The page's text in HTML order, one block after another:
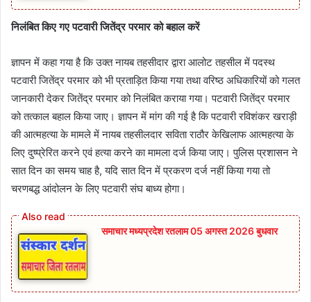
निलंबित किए गए पटवारी जितेंद्र परमार को बहाल करें
ज्ञापन में कहा गया है कि उक्त नायब तहसीदार द्वारा आलोट तहसील में पदस्थ
पटवारी जितेंद्र परमार को भी प्रताड़ित किया गया तथा वरिष्ठ अधिकारियों को गलत
जानकारी देकर जितेंद्र परमार को निलंबित कराया गया। पटवारी जितेंद्र परमार
को तत्काल बहाल किया जाए। ज्ञापन में मांग की गई है कि पटवारी रविशंकर खराड़ी
की आत्महत्या के मामले में नायब तहसीलदार सविता राठौर केखिलाफ आत्महत्या के
लिए दुष्प्रेरित करने एवं हत्या करने का मामला दर्ज किया जाए। पुलिस प्रशासन ने
सात दिन का समय चाह है, यदि सात दिन में प्रकरण दर्ज नहीं किया गया तो
चरणबद्ध आंदोलन के लिए पटवारी संघ बाध्य होगा।
समाचार मध्यप्रदेश रतलाम 05 अगस्त 2026 बुधवार